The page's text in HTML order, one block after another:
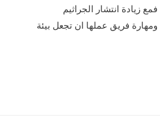
زيادة انتشار الجراثيم
فريق عملها ان تجعل بيئة